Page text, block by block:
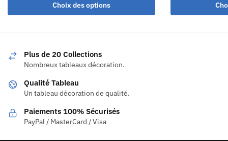
Choix des options
Plus de 20 Collections
Nombreux tableaux décoration.
Qualité Tableau
Un tableau décoration de qualité.
Paiements 100% Sécurisés
PayPal / MasterCard / Visa